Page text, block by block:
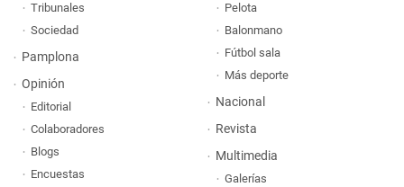
Tribunales
Sociedad
Pamplona
Opinión
Editorial
Colaboradores
Blogs
Encuestas
Pelota
Balonmano
Fútbol sala
Más deporte
Nacional
Revista
Multimedia
Galerías